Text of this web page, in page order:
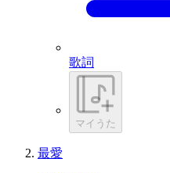
歌詞
マイうた
最愛